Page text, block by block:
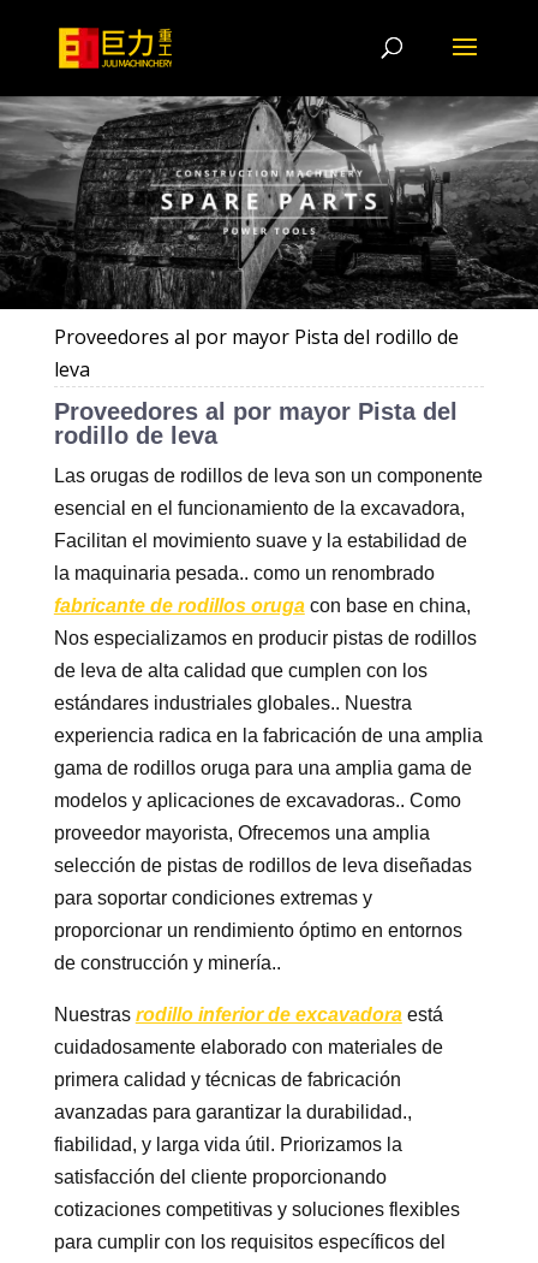
Proveedores al por mayor Pista del rodillo de
leva
Proveedores al por mayor Pista del
rodillo de leva
Las orugas de rodillos de leva son un componente
esencial en el funcionamiento de la excavadora,
Facilitan el movimiento suave y la estabilidad de
la maquinaria pesada.. como un renombrado
fabricante de rodillos orugacon base en china,
Nos especializamos en producir pistas de rodillos
de leva de alta calidad que cumplen con los
estándares industriales globales.. Nuestra
experiencia radica en la fabricación de una amplia
gama de rodillos oruga para una amplia gama de
modelos y aplicaciones de excavadoras.. Como
proveedor mayorista, Ofrecemos una amplia
selección de pistas de rodillos de leva diseñadas
para soportar condiciones extremas y
proporcionar un rendimiento óptimo en entornos
de construcción y minería..
Nuestras rodillo inferior de excavadoraestá
cuidadosamente elaborado con materiales de
primera calidad y técnicas de fabricación
avanzadas para garantizar la durabilidad.,
fiabilidad, y larga vida útil. Priorizamos la
satisfacción del cliente proporcionando
cotizaciones competitivas y soluciones flexibles
para cumplir con los requisitos específicos del